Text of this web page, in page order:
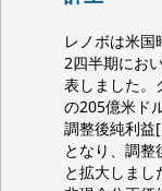
レノボは米
2四半期にお
表しました。
の205億米ド
調整後純利益
となり、調
と拡大しま